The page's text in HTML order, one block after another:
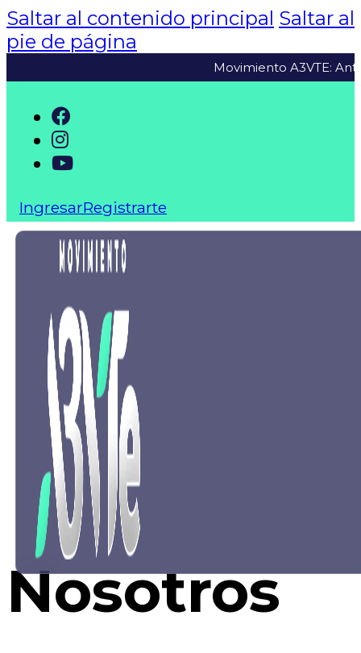
Saltar al contenido principal Saltar al
pie de página
Movimiento A3VTE:
IngresarRegistrarte
Nosotros